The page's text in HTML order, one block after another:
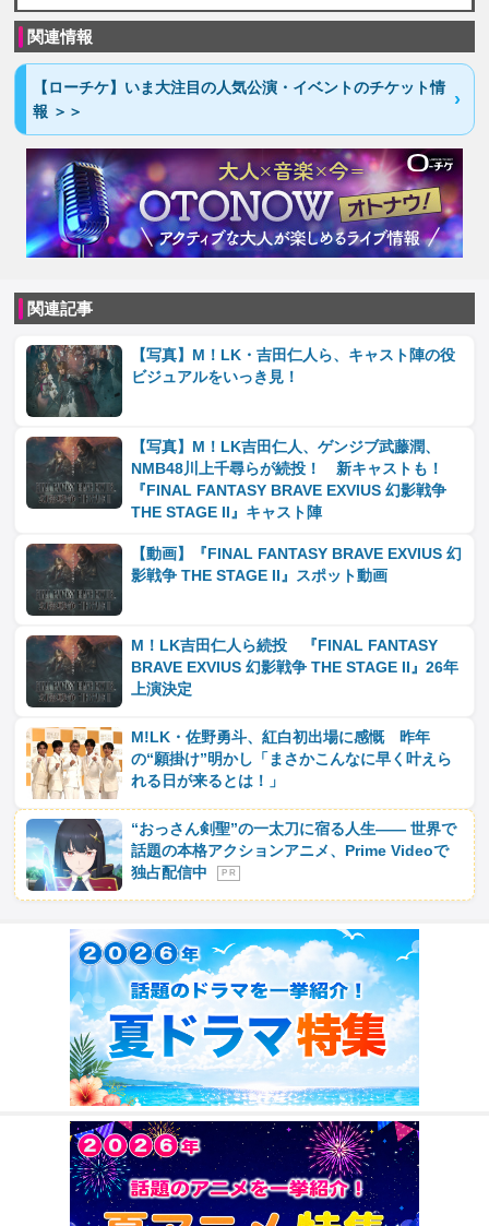
関連情報
【ローチケ】いま大注目の人気公演・イベントのチケット情
報 ＞＞
関連記事
【写真】M！LK・吉田仁人ら、キャスト陣の役
ビジュアルをいっき見！
【写真】M！LK吉田仁人、ゲンジブ武藤潤、
NMB48川上千尋らが続投！ 新キャストも！
『FINAL FANTASY BRAVE EXVIUS 幻影戦争
THE STAGE II』キャスト陣
【動画】『FINAL FANTASY BRAVE EXVIUS 幻
影戦争 THE STAGE II』スポット動画
M！LK吉田仁人ら続投 『FINAL FANTASY
BRAVE EXVIUS 幻影戦争 THE STAGE II』26年
上演決定
M!LK・佐野勇斗、紅白初出場に感慨 昨年
の“願掛け”明かし「まさかこんなに早く叶えら
れる日が来るとは！」
“おっさん剣聖”の一太刀に宿る人生―― 世界で
話題の本格アクションアニメ、Prime Videoで
独占配信中
P R